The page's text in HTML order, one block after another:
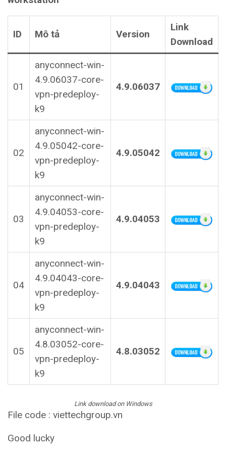
ID Mô tả Version
Link
Download
01
anyconnect-win-
4.9.06037-core-
vpn-predeploy-
k9
4.9.06037
02
anyconnect-win-
4.9.05042-core-
vpn-predeploy-
k9
4.9.05042
03
anyconnect-win-
4.9.04053-core-
vpn-predeploy-
k9
4.9.04053
04
anyconnect-win-
4.9.04043-core-
vpn-predeploy-
k9
4.9.04043
05
anyconnect-win-
4.8.03052-core-
vpn-predeploy-
k9
4.8.03052
Link download on Windows
File code : viettechgroup.vn
Good lucky